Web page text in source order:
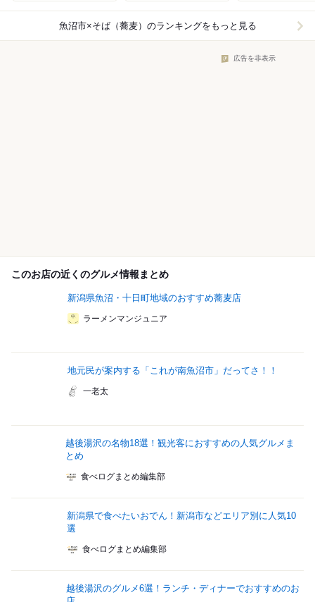
魚沼市×そば（蕎麦） のランキングをもっと見る
広告を非表示
このお店の近くのグルメ情報まとめ
新潟県魚沼・十日町地域のおすすめ蕎麦店
ラーメンマンジュニア
地元民が案内する「これが南魚沼市」だってさ！！
一老太
越後湯沢の名物18選！観光客におすすめの人気グルメま
とめ
食べログまとめ編集部
新潟県で食べたいおでん！新潟市などエリア別に人気10
選
食べログまとめ編集部
越後湯沢のグルメ6選！ランチ・ディナーでおすすめのお